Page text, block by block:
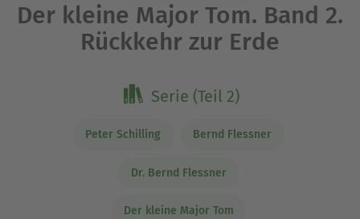
Der kleine Major Tom. Band 2.
Rückkehr zur Erde
Serie (Teil 2)
Peter Schilling Bernd Flessner
Dr. Bernd Flessner
Der kleine Major Tom